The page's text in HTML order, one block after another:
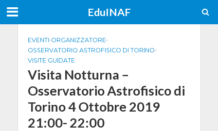
EduINAF
EVENTI•ORGANIZZATORE•
OSSERVATORIO ASTROFISICO DI TORINO•
VISITE GUIDATE
Visita Notturna –
Osservatorio Astrofisico di
Torino 4 Ottobre 2019
21:00- 22:00